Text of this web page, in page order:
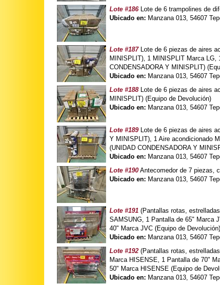
Lote #186Lote de 6 trampolines de
Ubicado en: Manzana 013, 54607
Lote #187Lote de 6 piezas de aires
MINISPLIT), 1 MINISPLIT Marca LG,
CONDENSADORA Y MINISPLIT)
Ubicado en: Manzana 013, 54607
Lote #188Lote de 6 piezas de aires
MINISPLIT) (Equipo de Devolución)
Ubicado en: Manzana 013, 54607
Lote #189Lote de 6 piezas de aires
Y MINISPLIT), 1 Aire acondicionado
(UNIDAD CONDENSADORA Y
Ubicado en: Manzana 013, 54607
Lote #190 Antecomedor de 7 piezas,
Ubicado en: Manzana 013, 54607
Lote #191 (Pantallas rotas,
SAMSUNG, 1 Pantalla de 65" Marca
40" Marca JVC (Equipo de Devolución)
Ubicado en: Manzana 013, 54607
Lote #192 (Pantallas rotas,
Marca HISENSE, 1 Pantalla de 70"
50" Marca HISENSE (Equipo de
Ubicado en: Manzana 013, 54607